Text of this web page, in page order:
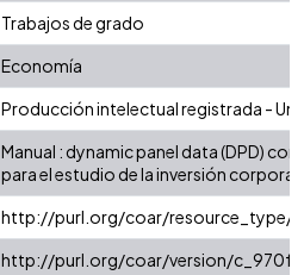
Trabajos de grado
Economía
Producción intelectual registrada -
Manual : dynamic panel data (DPD)
para el estudio de la inversión
http://purl.org/coar/resource_type/
http://purl.org/coar/version/